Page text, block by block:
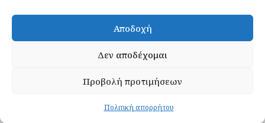
Αποδοχή
Δεν αποδέχομαι
Προβολή προτιμήσεων
Πολιτική απορρήτου
ΕΓΓΡΑΦΉ
Έχω διαβάσει και δέχομαι τηνπολιτική απορρήτου
Creative.